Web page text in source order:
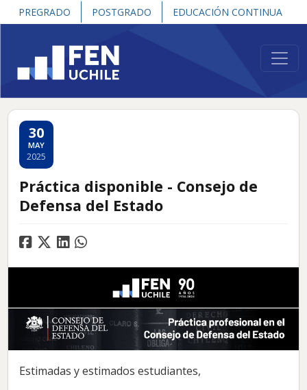
PREGRADO POSTGRADO EDUCACIÓN CONTINUA
30
MAY
2025
Práctica disponible - Consejo de
Defensa del Estado
Estimadas y estimados estudiantes,